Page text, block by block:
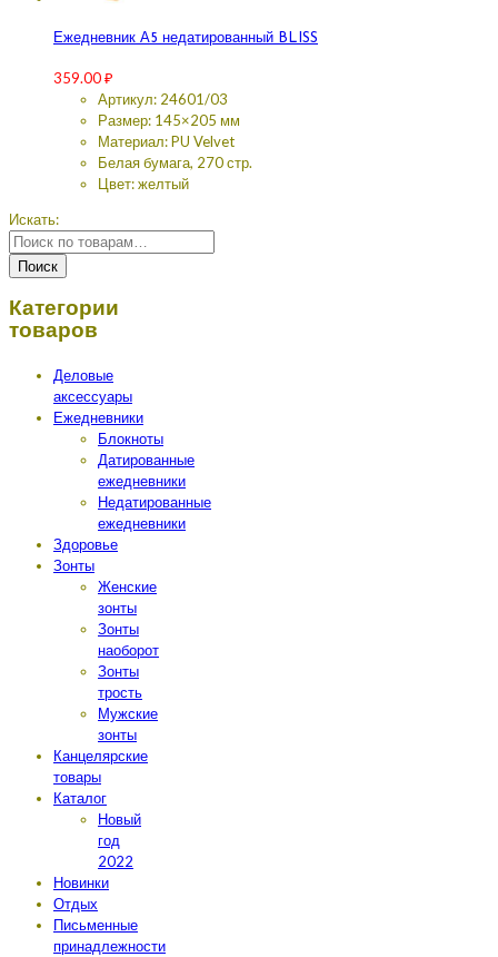
Ежедневник А5 недатированный BLISS
359.00₽
Артикул: 24601/03
Размер: 145×205 мм
Материал: PU Velvet
Белая бумага, 270 стр.
Цвет: желтый
Искать:
Поиск
Категории
товаров
Деловые
аксессуары
Ежедневники
Блокноты
Датированные
ежедневники
Недатированные
ежедневники
Здоровье
Зонты
Женские
зонты
Зонты
наоборот
Зонты
трость
Мужские
зонты
Канцелярские
товары
Каталог
Новый
год
2022
Новинки
Отдых
Письменные
принадлежности